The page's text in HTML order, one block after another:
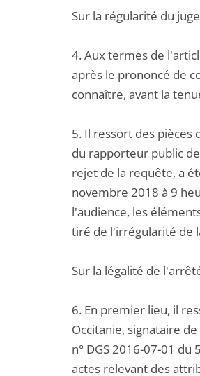
Sur la régularité du
4. Aux termes de
après le prononcé de
connaître, avant la
5. Il ressort des pièces
du rapporteur public
rejet de la requête, a
novembre 2018 à 9
l'audience, les
tiré de l'irrégularité de
Sur la légalité de
6. En premier lieu, il
Occitanie, signataire
n° DGS 2016-07-01
actes relevant des